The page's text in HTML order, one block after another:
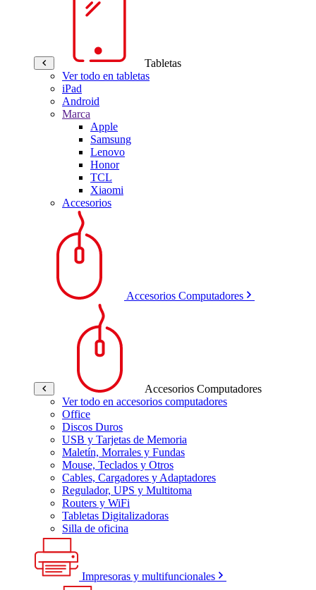
Tabletas
Ver todo en tabletas
iPad
Android
Marca
Apple
Samsung
Lenovo
Honor
TCL
Xiaomi
Accesorios
Accesorios Computadores
Accesorios Computadores
Ver todo en accesorios computadores
Office
Discos Duros
USB y Tarjetas de Memoria
Maletín, Morrales y Fundas
Mouse, Teclados y Otros
Cables, Cargadores y Adaptadores
Regulador, UPS y Multitoma
Routers y WiFi
Tabletas Digitalizadoras
Silla de oficina
Impresoras y multifuncionales